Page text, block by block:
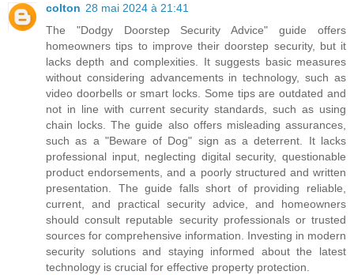
colton 28 mai 2024 à 21:41
The "Dodgy Doorstep Security Advice" guide offers
homeowners tips to improve their doorstep security, but it
lacks depth and complexities. It suggests basic measures
without considering advancements in technology, such as
video doorbells or smart locks. Some tips are outdated and
not in line with current security standards, such as using
chain locks. The guide also offers misleading assurances,
such as a "Beware of Dog" sign as a deterrent. It lacks
professional input, neglecting digital security, questionable
product endorsements, and a poorly structured and written
presentation. The guide falls short of providing reliable,
current, and practical security advice, and homeowners
should consult reputable security professionals or trusted
sources for comprehensive information. Investing in modern
security solutions and staying informed about the latest
technology is crucial for effective property protection.